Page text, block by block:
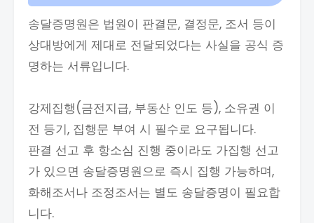
송달증명원은 법원이 판결문, 결정문, 조서 등이
상대방에게 제대로 전달되었다는 사실을 공식 증
명하는 서류입니다.
강제집행(금전지급, 부동산 인도 등), 소유권 이
전 등기, 집행문 부여 시 필수로 요구됩니다.
판결 선고 후 항소심 진행 중이라도 가집행 선고
가 있으면 송달증명원으로 즉시 집행 가능하며,
화해조서나 조정조서는 별도 송달증명이 필요합
니다.